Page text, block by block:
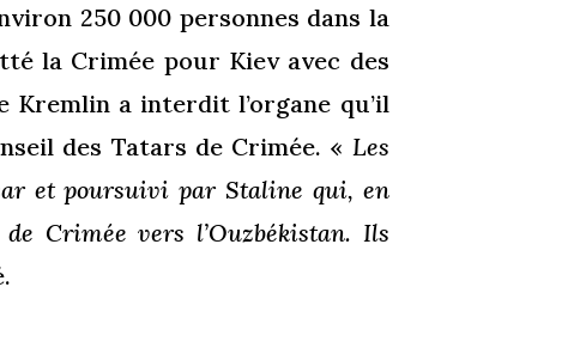
250 000 personnes dans la
la Crimée pour Kiev avec des
Kremlin a interdit l’organe qu’il
des Tatars de Crimée. « Les
et poursuivi par Staline qui, en
Crimée vers l’Ouzbékistan. Ils